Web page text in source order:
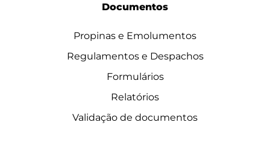
Documentos
Propinas e Emolumentos
Regulamentos e Despachos
Formulários
Relatórios
Validação de documentos